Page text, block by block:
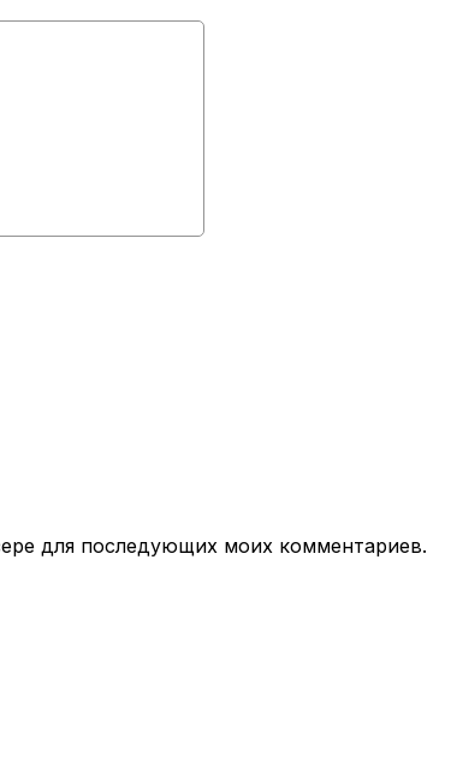
для последующих моих комментариев.